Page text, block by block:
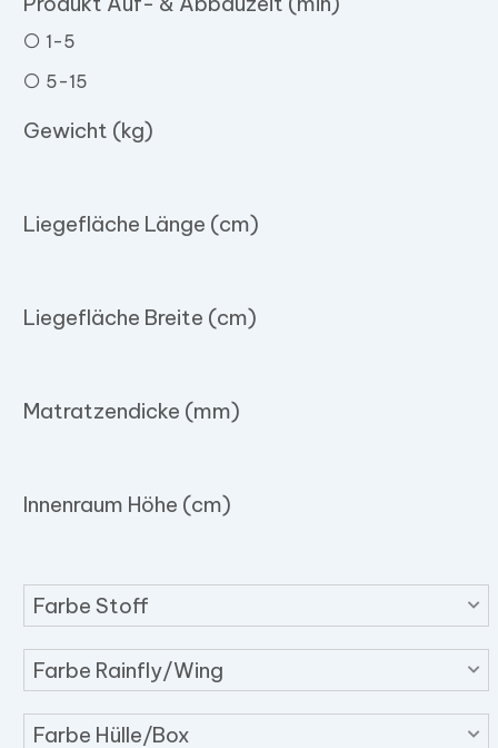
1-5
5-15
Gewicht (kg)
Liegefläche Länge (cm)
Liegefläche Breite (cm)
Matratzendicke (mm)
Innenraum Höhe (cm)
Farbe Stoff
Farbe Rainfly/Wing
Farbe Hülle/Box